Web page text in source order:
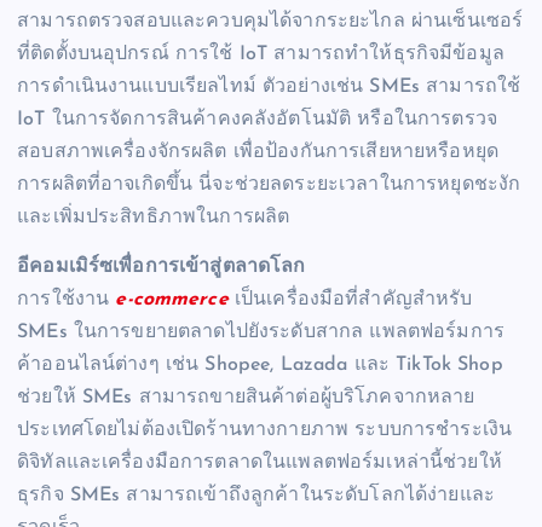
สามารถตรวจสอบและควบคุมได้จากระยะไกล ผ่านเซ็นเซอร์
ที่ติดตั้งบนอุปกรณ์ การใช้ IoT สามารถทำให้ธุรกิจมีข้อมูล
การดำเนินงานแบบเรียลไทม์ ตัวอย่างเช่น SMEs สามารถใช้
IoT ในการจัดการสินค้าคงคลังอัตโนมัติ หรือในการตรวจ
สอบสภาพเครื่องจักรผลิต เพื่อป้องกันการเสียหายหรือหยุด
การผลิตที่อาจเกิดขึ้น นี่จะช่วยลดระยะเวลาในการหยุดชะงัก
และเพิ่มประสิทธิภาพในการผลิต
อีคอมเมิร์ซเพื่อการเข้าสู่ตลาดโลก
การใช้งาน e-commerceเป็นเครื่องมือที่สำคัญสำหรับ
SMEs ในการขยายตลาดไปยังระดับสากล แพลตฟอร์มการ
ค้าออนไลน์ต่างๆ เช่น Shopee, Lazada และ TikTok Shop
ช่วยให้ SMEs สามารถขายสินค้าต่อผู้บริโภคจากหลาย
ประเทศโดยไม่ต้องเปิดร้านทางกายภาพ ระบบการชำระเงิน
ดิจิทัลและเครื่องมือการตลาดในแพลตฟอร์มเหล่านี้ช่วยให้
ธุรกิจ SMEs สามารถเข้าถึงลูกค้าในระดับโลกได้ง่ายและ